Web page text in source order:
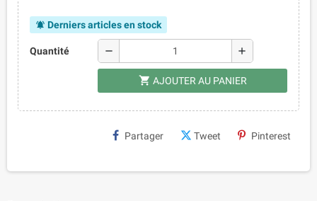
notifications_active Derniers articles en stock
Quantité remove add
shopping_cart AJOUTER AU PANIER
Partager Tweet Pinterest